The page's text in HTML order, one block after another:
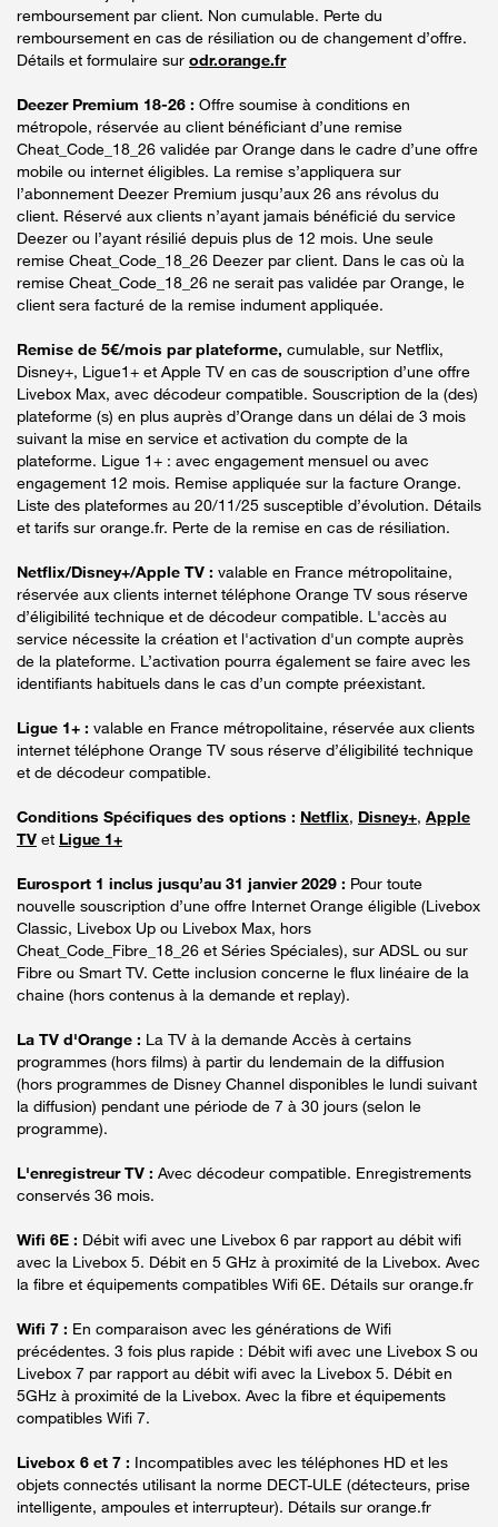
remboursement par client. Non cumulable. Perte du
remboursement en cas de résiliation ou de changement d’offre.
Détails et formulaire sur odr.orange.fr
Deezer Premium 18-26 : Offre soumise à conditions en
métropole, réservée au client bénéficiant d’une remise
Cheat_Code_18_26 validée par Orange dans le cadre d’une offre
mobile ou internet éligibles. La remise s’appliquera sur
l’abonnement Deezer Premium jusqu’aux 26 ans révolus du
client. Réservé aux clients n’ayant jamais bénéficié du service
Deezer ou l’ayant résilié depuis plus de 12 mois. Une seule
remise Cheat_Code_18_26 Deezer par client. Dans le cas où la
remise Cheat_Code_18_26 ne serait pas validée par Orange, le
client sera facturé de la remise indument appliquée.
Remise de 5€/mois par plateforme, cumulable, sur Netflix,
Disney+, Ligue1+ et Apple TV en cas de souscription d’une offre
Livebox Max, avec décodeur compatible. Souscription de la (des)
plateforme (s) en plus auprès d’Orange dans un délai de 3 mois
suivant la mise en service et activation du compte de la
plateforme. Ligue 1+ : avec engagement mensuel ou avec
engagement 12 mois. Remise appliquée sur la facture Orange.
Liste des plateformes au 20/11/25 susceptible d’évolution. Détails
et tarifs sur orange.fr. Perte de la remise en cas de résiliation.
Netflix/Disney+/Apple TV : valable en France métropolitaine,
réservée aux clients internet téléphone Orange TV sous réserve
d’éligibilité technique et de décodeur compatible. L'accès au
service nécessite la création et l'activation d'un compte auprès
de la plateforme. L’activation pourra également se faire avec les
identifiants habituels dans le cas d’un compte préexistant.
Ligue 1+ : valable en France métropolitaine, réservée aux clients
internet téléphone Orange TV sous réserve d’éligibilité technique
et de décodeur compatible.
Conditions Spécifiques des options : Netflix, Disney+, Apple
TV et Ligue 1+
Eurosport 1 inclus jusqu’au 31 janvier 2029 : Pour toute
nouvelle souscription d’une offre Internet Orange éligible (Livebox
Classic, Livebox Up ou Livebox Max, hors
Cheat_Code_Fibre_18_26 et Séries Spéciales), sur ADSL ou sur
Fibre ou Smart TV. Cette inclusion concerne le flux linéaire de la
chaine (hors contenus à la demande et replay).
La TV d'Orange : La TV à la demande Accès à certains
programmes (hors films) à partir du lendemain de la diffusion
(hors programmes de Disney Channel disponibles le lundi suivant
la diffusion) pendant une période de 7 à 30 jours (selon le
programme).
L'enregistreur TV : Avec décodeur compatible. Enregistrements
conservés 36 mois.
Wifi 6E : Débit wifi avec une Livebox 6 par rapport au débit wifi
avec la Livebox 5. Débit en 5 GHz à proximité de la Livebox. Avec
la fibre et équipements compatibles Wifi 6E. Détails sur orange.fr
Wifi 7 : En comparaison avec les générations de Wifi
précédentes. 3 fois plus rapide : Débit wifi avec une Livebox S ou
Livebox 7 par rapport au débit wifi avec la Livebox 5. Débit en
5GHz à proximité de la Livebox. Avec la fibre et équipements
compatibles Wifi 7.
Livebox 6 et 7 : Incompatibles avec les téléphones HD et les
objets connectés utilisant la norme DECT-ULE (détecteurs, prise
intelligente, ampoules et interrupteur). Détails sur orange.fr